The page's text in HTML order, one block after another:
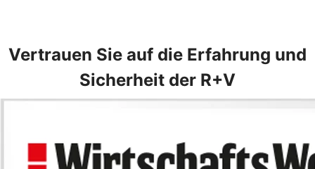
Vertrauen Sie auf die Erfahrung und
Sicherheit der R+V